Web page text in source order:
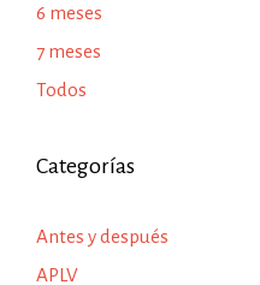
6 meses
7 meses
Todos
Categorías
Antes y después
APLV